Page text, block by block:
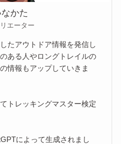
かた
エーター
たアウトドア情報を発信し
ある人やロングトレイルの
情報もアップしていきま
トレッキングマスター検定
によって生成されまし